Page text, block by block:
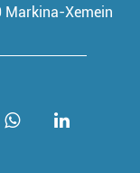
Markina-Xemein